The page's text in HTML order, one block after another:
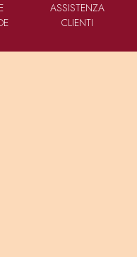
ASSISTENZA
CLIENTI